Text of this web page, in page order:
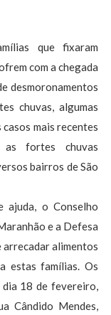
que fixaram
com a chegada
desmoronamentos
chuvas, algumas
mais recentes
as fortes chuvas
bairros de São
ajuda, o Conselho
e a Defesa
arrecadar alimentos
estas famílias. Os
18 de fevereiro,
Cândido Mendes,